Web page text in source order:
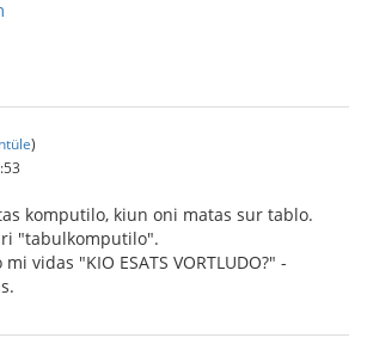
)
komputilo, kiun oni matas sur tablo.
"tabulkomputilo".
vidas "KIO ESATS VORTLUDO?" -